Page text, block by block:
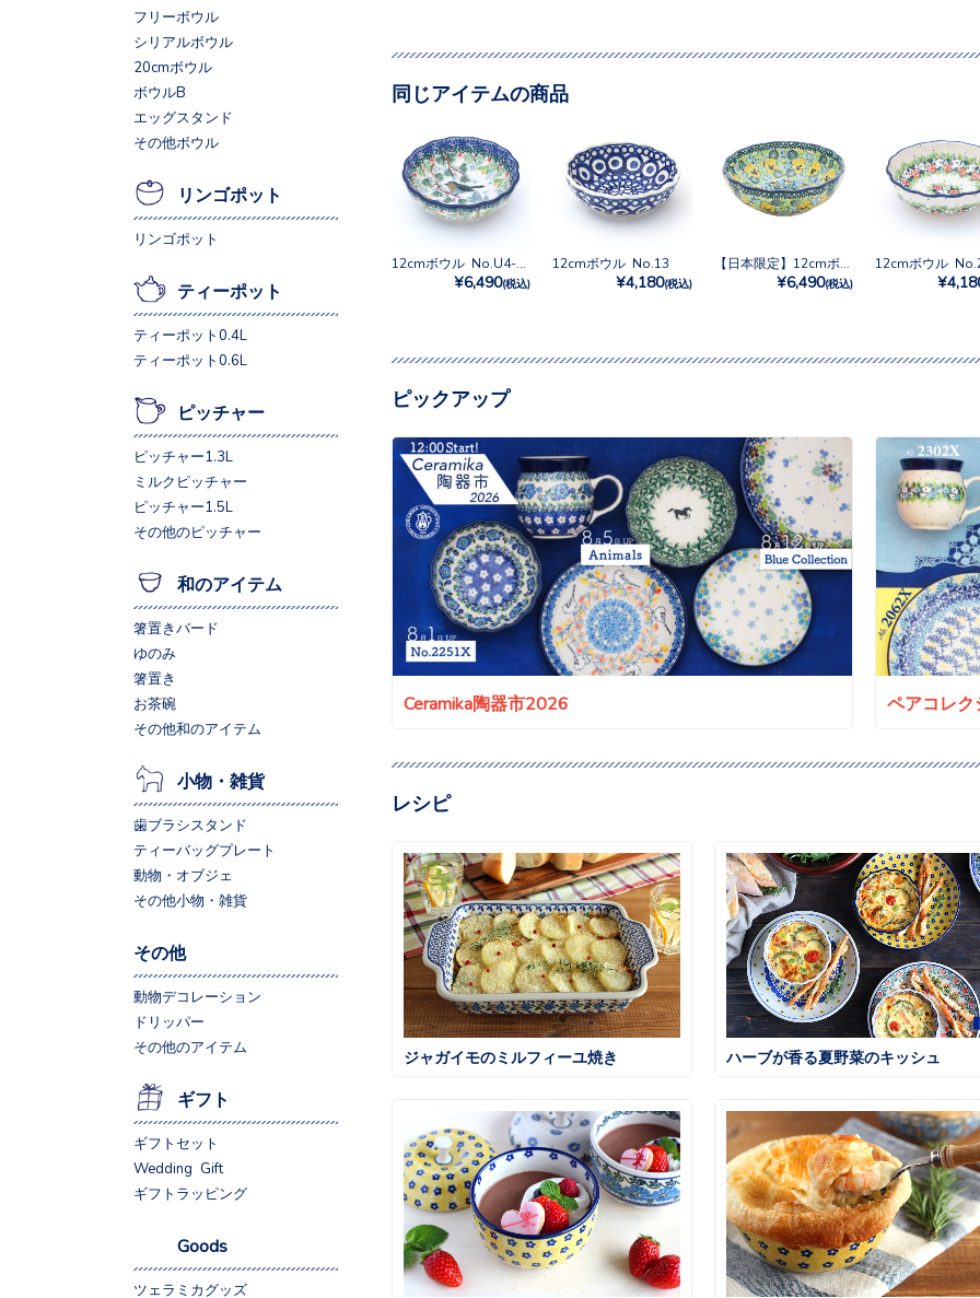
同じアイテムの商品
¥6,490(税込)
12cmボウル No.13
¥4,180(税込) ¥6,490(税込)
ピックアップ
Ceramika陶器市2026 ペアコレ
レシピ
ジャガイモのミルフィーユ焼き ハーブが香る夏野菜のキッシュ
フリーボウル
シリアルボウル
20cmボウル
ボウルB
エッグスタンド
その他ボウル
リンゴポット
リンゴポット
ティーポット
ティーポット0.4L
ティーポット0.6L
ピッチャー
ピッチャー1.3L
ミルクピッチャー
ピッチャー1.5L
その他のピッチャー
和のアイテム
箸置きバード
ゆのみ
箸置き
お茶碗
その他和のアイテム
小物・雑貨
歯ブラシスタンド
ティーバッグプレート
動物・オブジェ
その他小物・雑貨
その他
動物デコレーション
ドリッパー
その他のアイテム
ギフト
ギフトセット
Wedding Gift
ギフトラッピング
Goods
ツェラミカグッズ